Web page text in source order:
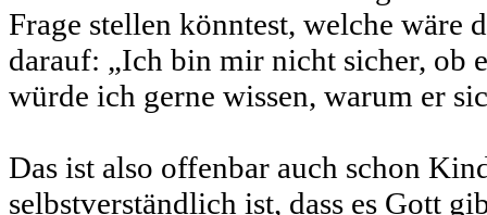
Frage stellen könntest, welche wäre
darauf: „Ich bin mir nicht sicher, ob
würde ich gerne wissen, warum er
Das ist also offenbar auch schon
selbstverständlich ist, dass es Gott